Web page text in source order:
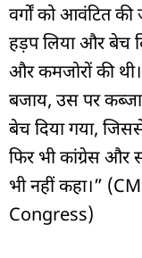
वर्गों को आवंटित
हड़प लिया और बेच
और कमजोरों की
बजाय, उस पर
बेच दिया गया,
फिर भी कांग्रेस और
भी नहीं कहा।”
Congress)